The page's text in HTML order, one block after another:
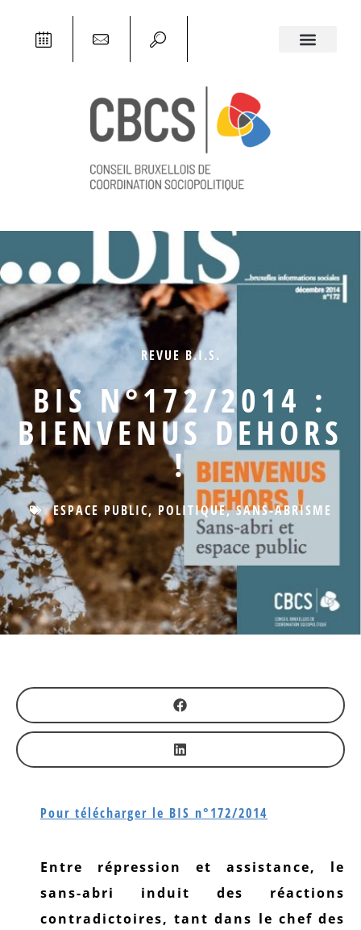
REVUE B.I.S.
BIS N°172/2014 :
BIENVENUS DEHORS
!
ESPACE PUBLIC,POLITIQUE,SANS-ABRISME
Pour télécharger le BIS n°172/2014
Entre répression et assistance, le
sans-abri induit des réactions
contradictoires, tant dans le chef des